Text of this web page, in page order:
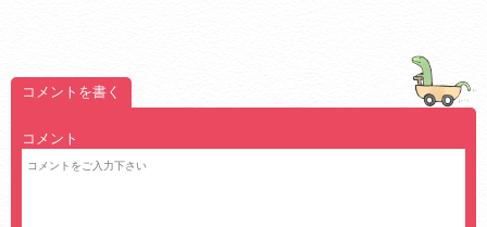
コメントを書く
コメント